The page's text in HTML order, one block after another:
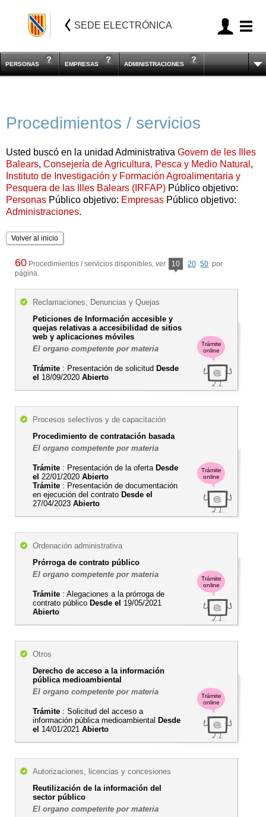
SEDE ELECTRÓNICA
PERSONAS EMPRESAS ADMINISTRACIONES
Procedimientos / servicios
Usted buscó en la unidad Administrativa Govern de les Illes
Balears, Consejería de Agricultura, Pesca y Medio Natural ,
Instituto de Investigación y Formación Agroalimentaria y
Pesquera de las Illes Balears (IRFAP) Público objetivo:
Personas Público objetivo: Empresas Público objetivo:
Administraciones.
Volver al inicio
60 Procedimientos / servicios disponibles, ver 10 20 50 por
página.
Trámite
online
Reclamaciones, Denuncias y Quejas
Peticiones de Información accesible y
quejas relativas a accesibilidad de sitios
web y aplicaciones móviles
El organo competente por materia
Trámite : Presentación de solicitud Desde
el 18/09/2020 Abierto
Trámite
online
Procesos selectivos y de capacitación
Procedimiento de contratación basada
El organo competente por materia
Trámite : Presentación de la oferta Desde
el 22/01/2020 Abierto
Trámite : Presentación de documentación
en ejecución del contrato Desde el
27/04/2023 Abierto
Trámite
online
Ordenación administrativa
Prórroga de contrato público
El organo competente por materia
Trámite : Alegaciones a la prórroga de
contrato público Desde el 19/05/2021
Abierto
Trámite
online
Otros
Derecho de acceso a la información
pública medioambiental
El organo competente por materia
Trámite : Solicitud del acceso a
información pública medioambiental Desde
el 14/01/2021 Abierto
Autorizaciones, licencias y concesiones
Reutilización de la información del
sector público
El organo competente por materia